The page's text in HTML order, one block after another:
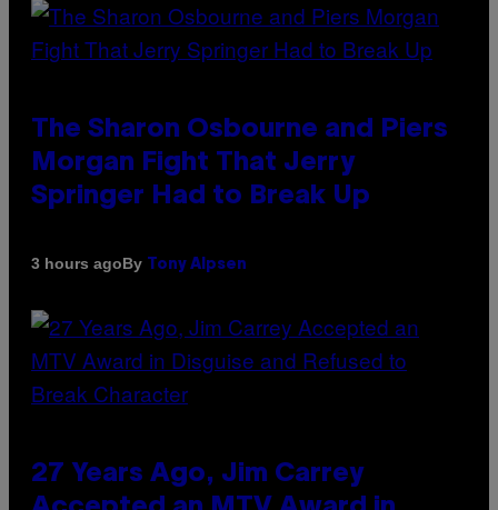
The Sharon Osbourne and Piers
Morgan Fight That Jerry
Springer Had to Break Up
3 hours agoBy Tony Alpsen
27 Years Ago, Jim Carrey